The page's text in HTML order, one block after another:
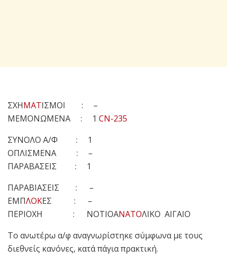
ΣΧΗΜΑΤΙΣΜΟΙ : –
ΜΕΜΟΝΩΜΕΝΑ : 1 CN-235
ΣΥΝΟΛΟ Α/Φ : 1
ΟΠΛΙΣΜΕΝΑ : –
ΠΑΡΑΒΑΣΕΙΣ : 1
ΠΑΡΑΒΙΑΣΕΙΣ : –
ΕΜΠΛΟΚΕΣ : –
ΠΕΡΙΟΧΗ : ΝΟΤΙΟΑΝΑΤΟΛΙΚΟ ΑΙΓΑΙΟ
Το ανωτέρω α/φ αναγνωρίστηκε σύμφωνα με τους
διεθνείς κανόνες, κατά πάγια πρακτική.